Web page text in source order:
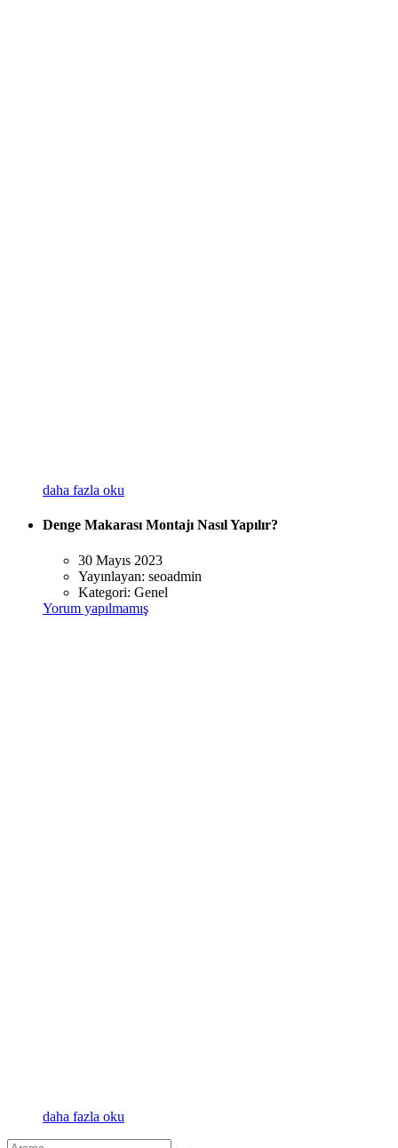
daha fazla oku
Denge Makarası Montajı Nasıl Yapılır?
30 Mayıs 2023
Yayınlayan: seoadmin
Kategori: Genel
Yorum yapılmamış
daha fazla oku